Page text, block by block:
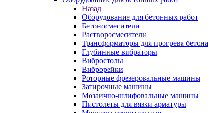
Назад
Оборудование для бетонных работ
Бетоносмесители
Растворосмесители
Трансформаторы для прогрева бетона
Глубинные вибраторы
Вибростолы
Виброрейки
Роторные фрезеровальные машины
Затирочные машины
Мозаично-шлифовальные машины
Пистолеты для вязки арматуры